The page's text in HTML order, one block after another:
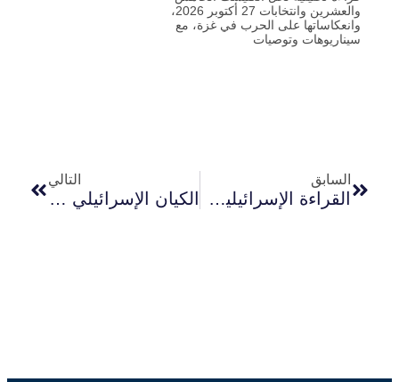
والعشرين وانتخابات 27 أكتوبر 2026،
وانعكاساتها على الحرب في غزة، مع
سيناريوهات وتوصيات
السابق
القراءة الإسرائيلية لاتفاق وقف إطلاق النار في غزة: سيناريوهات وتحديات
التالي
الكيان الإسرائيلي بعد حرب غزة: انهيار السردية الاستراتيجية وصعود الرواية الفلسطينية